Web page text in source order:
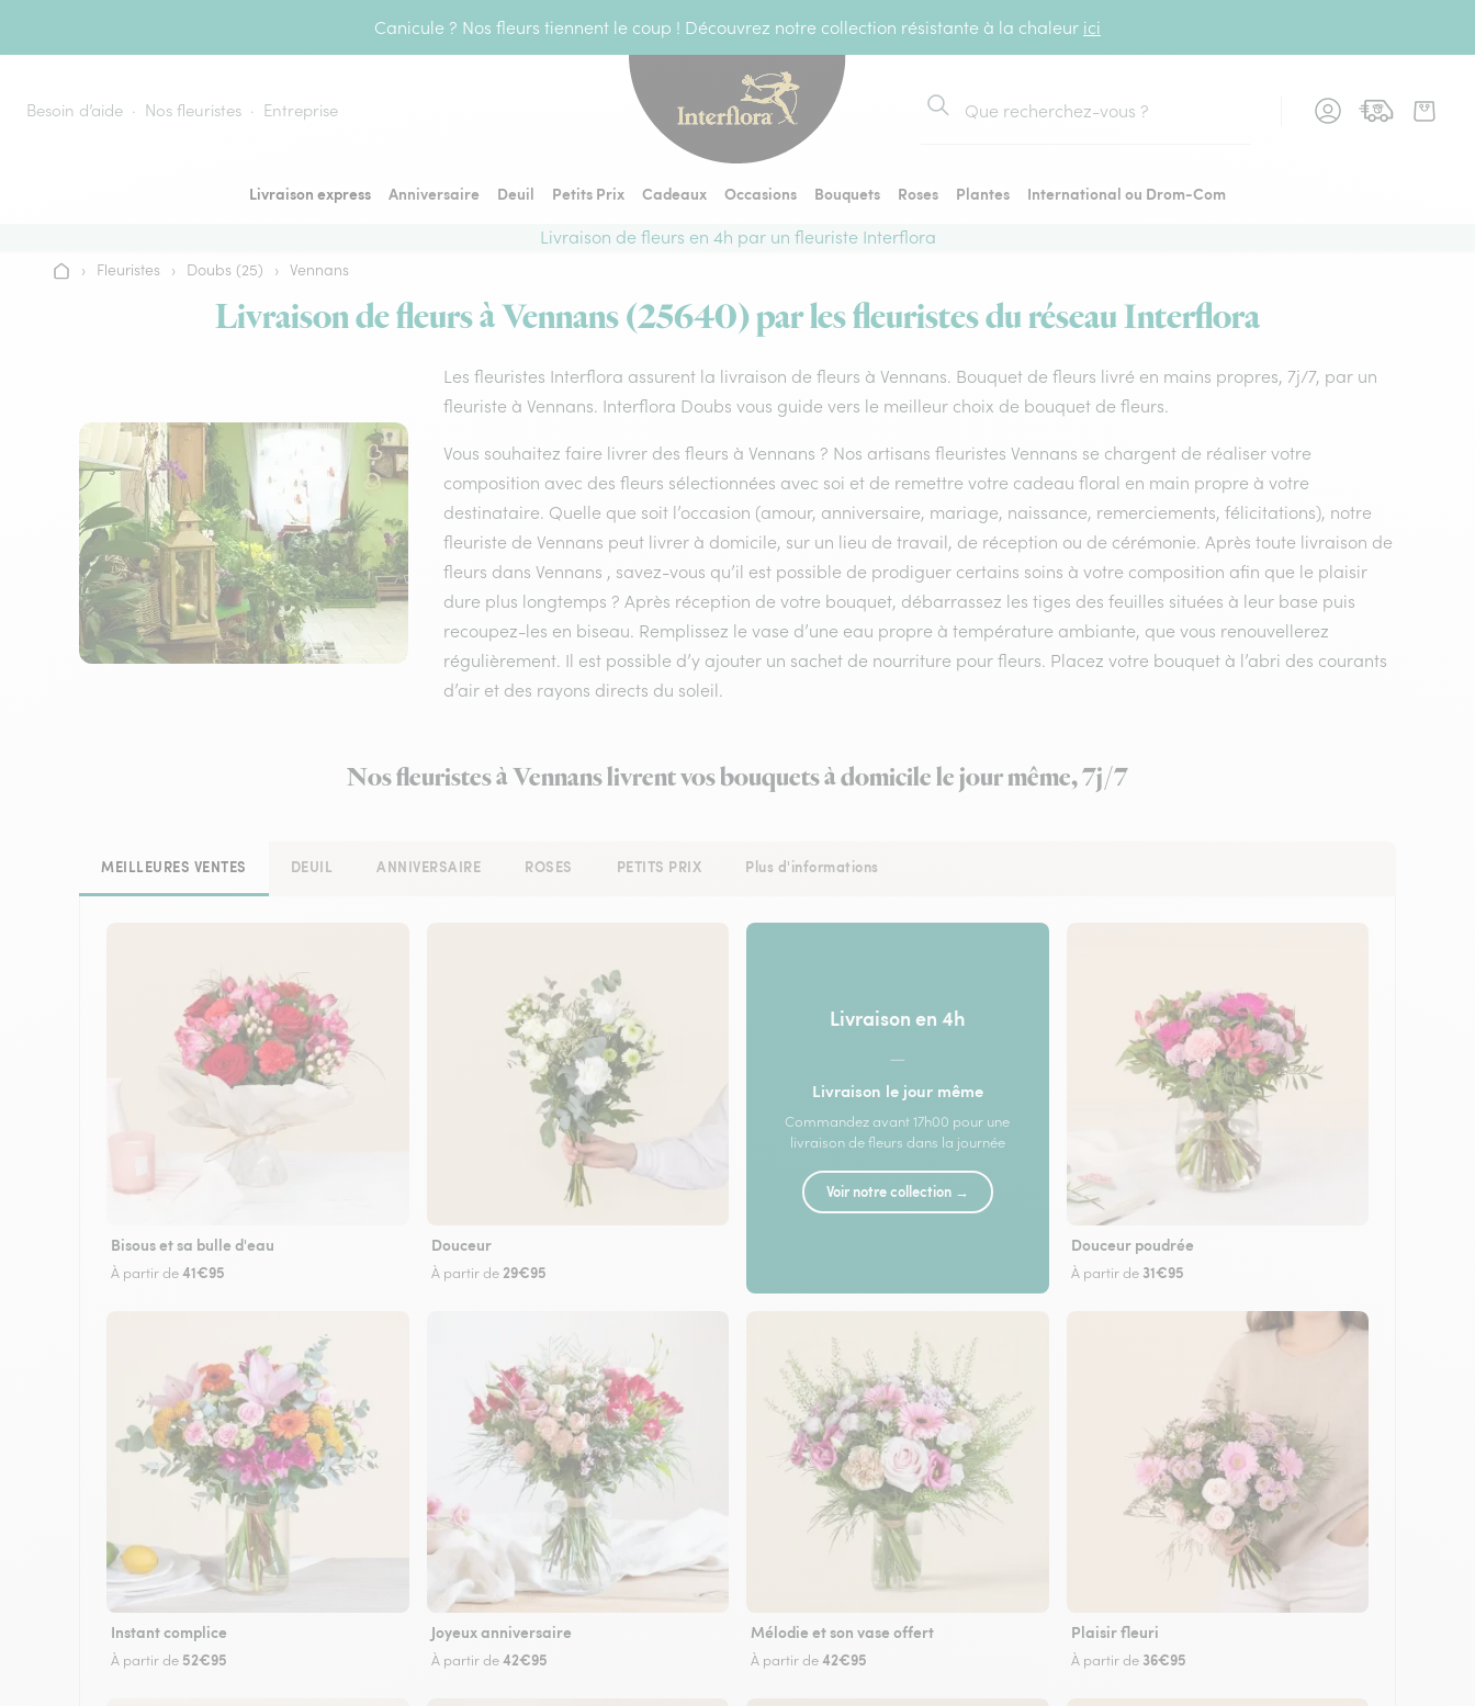
Canicule ? Nos fleurs tiennent le coup ! Découvrez notre collection résistante à la chaleur ici
Besoin d’aide Nos fleuristes Entreprise
Rechercher
Livraison express Anniversaire Deuil Petits Prix Cadeaux Occasions Bouquets Roses Plantes
International ou Drom-Com
Livraison de fleurs en 4h par un fleuriste Interflora
Accueil
› Fleuristes › Doubs (25) › Vennans
Livraison de fleurs à Vennans (25640) par les fleuristes du réseau Interflora
Les fleuristes Interflora assurent la livraison de fleurs à Vennans. Bouquet de fleurs livré en mains propres, 7j/7, par un
fleuriste à Vennans. Interflora Doubs vous guide vers le meilleur choix de bouquet de fleurs.
Vous souhaitez faire livrer des fleurs à Vennans ? Nos artisans fleuristes Vennans se chargent de réaliser votre
composition avec des fleurs sélectionnées avec soi et de remettre votre cadeau floral en main propre à votre
destinataire. Quelle que soit l’occasion (amour, anniversaire, mariage, naissance, remerciements, félicitations), notre
fleuriste de Vennans peut livrer à domicile, sur un lieu de travail, de réception ou de cérémonie. Après toute livraison de
fleurs dans Vennans , savez-vous qu’il est possible de prodiguer certains soins à votre composition afin que le plaisir
dure plus longtemps ? Après réception de votre bouquet, débarrassez les tiges des feuilles situées à leur base puis
recoupez-les en biseau. Remplissez le vase d’une eau propre à température ambiante, que vous renouvellerez
régulièrement. Il est possible d’y ajouter un sachet de nourriture pour fleurs. Placez votre bouquet à l’abri des courants
d’air et des rayons directs du soleil.
Nos fleuristes à Vennans livrent vos bouquets à domicile le jour même, 7j/7
MEILLEURES VENTES DEUIL ANNIVERSAIRE ROSES PETITS PRIX Plus d'informations
Bisous et sa bulle d'eau
À partir de41€95
Douceur
À partir de 29€95
Livraison en 4h
—
Livraison le jour même
Commandez avant 17h00 pour une
livraison de fleurs dans la journée
Voir notre collection →
Douceur poudrée
À partir de 31€95
Instant complice
À partir de 52€95
Joyeux anniversaire
À partir de42€95
Mélodie et son vase offert
À partir de42€95
Plaisir fleuri
À partir de 36€95